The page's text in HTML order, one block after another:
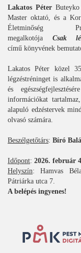
Lakatos Péter
Master oktató, és a
Életminőség
megalkotója Csak
című könyvének
Lakatos Péter közel
légzéstréninget is
és
információkat
alapuló edzéstervek
olvasó számára.
Beszélgetőtárs: Bíró
Időpont: 2026. február
Helyszín: Hamvas
Pátriárka utca 7.
A belépés ingyenes!